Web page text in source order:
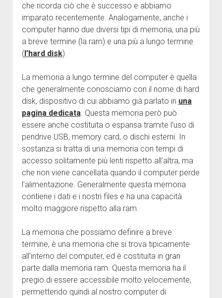
che ricorda ciò che è successo e abbiamo
imparato recentemente. Analogamente, anche i
computer hanno due diversi tipi di memoria, una più
a breve termine (la ram) e una più a lungo termine
(l’hard disk).
La memoria a lungo termine del computer è quella
che generalmente conosciamo con il nome di hard
disk, dispositivo di cui abbiamo già parlato in una
pagina dedicata. Questa memoria però può
essere anche costituita o espansa tramite l’uso di
pendrive USB, memory card, o dischi esterni. In
sostanza si tratta di una memoria con tempi di
accesso solitamente più lenti rispetto all’altra, ma
che non viene cancellata quando il computer perde
l’alimentazione. Generalmente questa memoria
contiene i dati e i nostri files e ha una capacità
molto maggiore rispetto alla ram.
La memoria che possiamo definire a breve
termine, è una memoria che si trova tipicamente
all’interno del computer, ed è costituita in gran
parte dalla memoria ram. Questa memoria ha il
pregio di essere accessibile molto velocemente,
permettendo quindi al nostro computer di